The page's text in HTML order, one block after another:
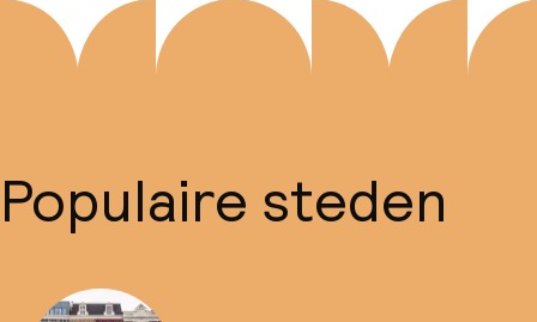
Populaire steden